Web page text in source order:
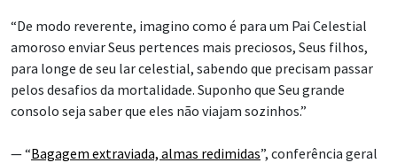
“De modo reverente, imagino como é para um Pai Celestial
amoroso enviar Seus pertences mais preciosos, Seus filhos,
para longe de seu lar celestial, sabendo que precisam passar
pelos desafios da mortalidade. Suponho que Seu grande
consolo seja saber que eles não viajam sozinhos.”
— “Bagagem extraviada, almas redimidas”, conferência geral